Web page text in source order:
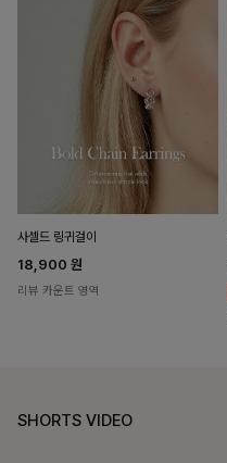
사셀드 링귀걸이
18,900 원
리뷰 카운트 영역
SHORTS VIDEO